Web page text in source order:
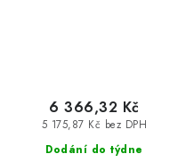
Dodání do týdne
5 175,87 Kč bez DPH
6 366,32 Kč